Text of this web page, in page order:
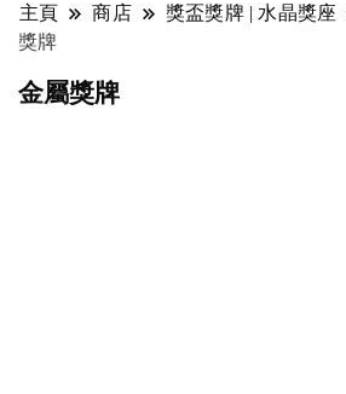
主頁 商店 獎盃獎牌 | 水晶獎座
獎牌
金屬獎牌